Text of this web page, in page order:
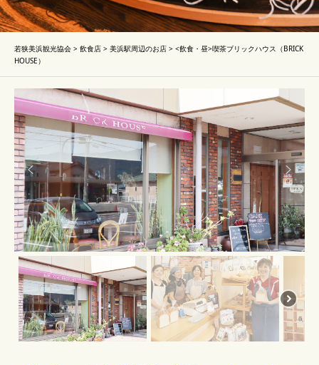
若狭美浜観光協会 > 飲食店 > 美浜駅周辺のお店 > <飲食・昼>喫茶ブリックハウス（BRICK
HOUSE）